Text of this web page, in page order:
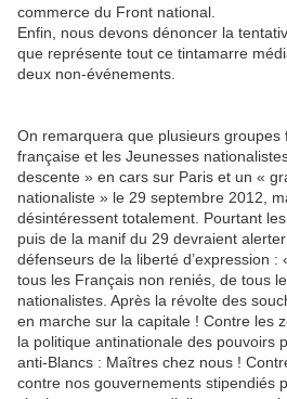
commerce du Front national.
Enfin, nous devons dénoncer la
que représente tout ce tintamarre
deux non-événements.
On remarquera que plusieurs
française et les Jeunesses
descente » en cars sur Paris et un «
nationaliste » le 29 septembre 2012,
désintéressent totalement. Pourtant
puis de la manif du 29 devraient
défenseurs de la liberté d’expression
tous les Français non reniés, de tous
nationalistes. Après la révolte des
en marche sur la capitale ! Contre les
la politique antinationale des pouvoirs
anti-Blancs : Maîtres chez nous !
contre nos gouvernements stipendiés